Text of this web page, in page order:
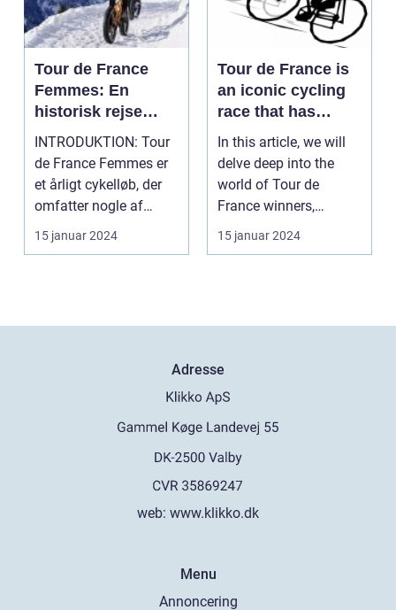
Tour de France
Femmes: En
historisk rejse
gennem kvinders
cykelløb
INTRODUKTION: Tour
de France Femmes er
et årligt cykelløb, der
omfatter nogle af
verdens bedste kvi...
15 januar 2024
Tour de France is
an iconic cycling
race that has
captivated sports
and leisure
enthusiasts for
over a century
In this article, we will
delve deep into the
world of Tour de
France winners,
shedding light on
thei...
15 januar 2024
Adresse
web: www.klikko.dk
Menu
Annoncering